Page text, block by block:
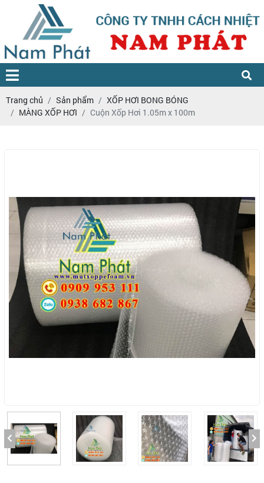
Trang chủ Sản phẩm
XỐP HƠI BONG BÓNG
MÀNG XỐP HƠI
Cuộn Xốp Hơi 1.05m x 100m